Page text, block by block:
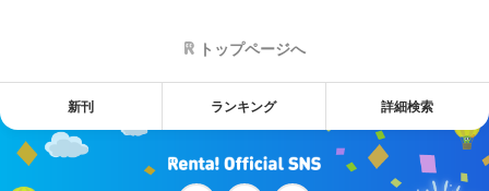
トップページへ
新刊 ランキング 詳細検索